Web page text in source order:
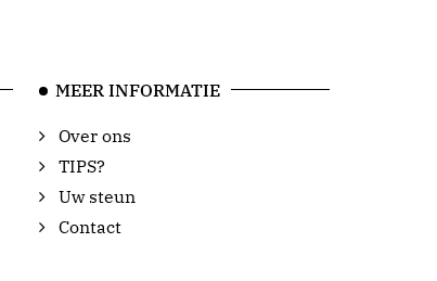
MEER INFORMATIE
Over ons
TIPS?
Uw steun
Contact